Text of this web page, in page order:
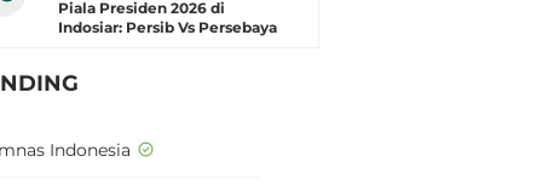
Piala Presiden 2026 di
Indosiar: Persib Vs Persebaya
Indonesia